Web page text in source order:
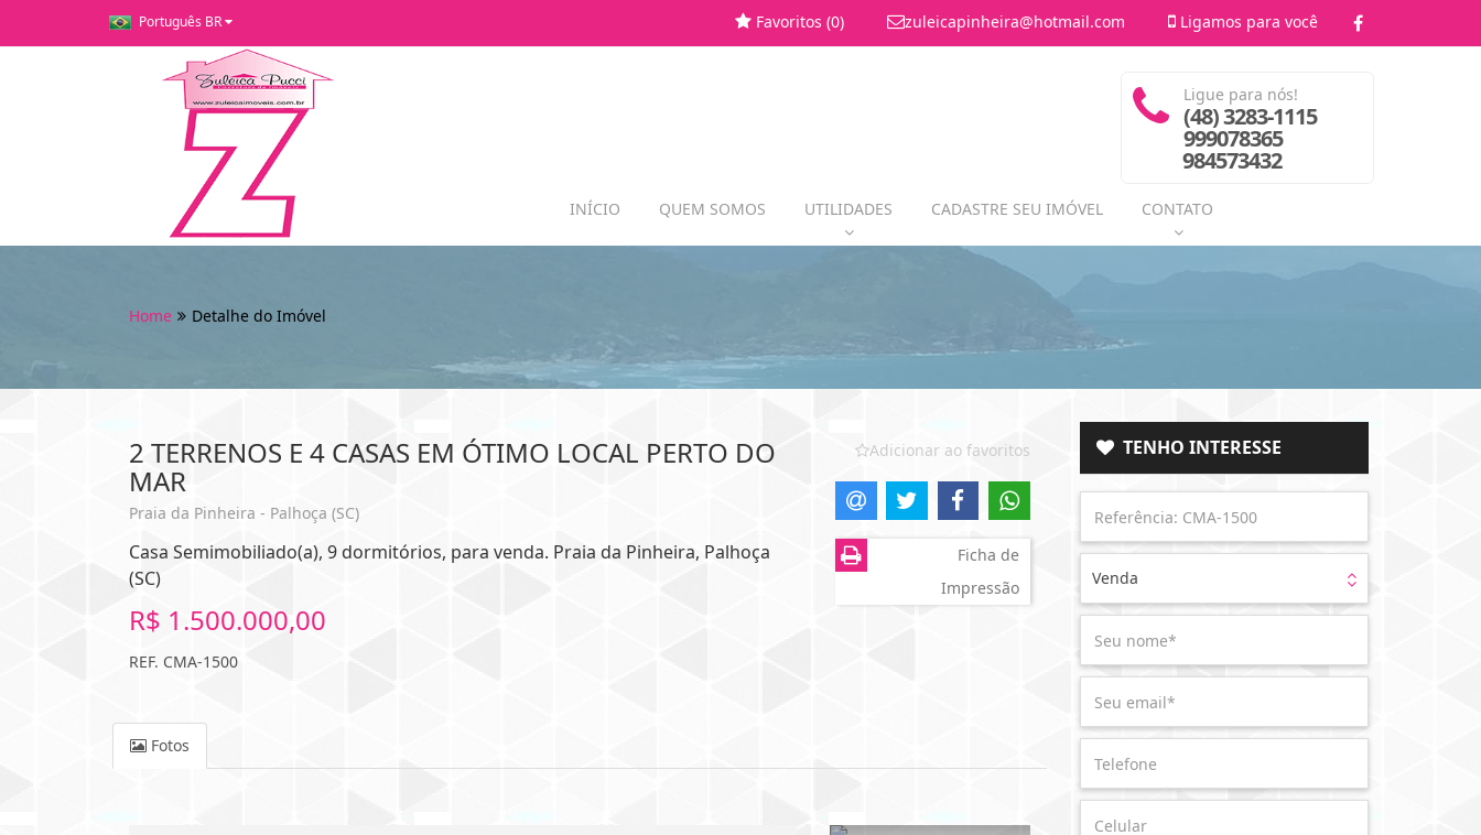
Português BR Ligamos para você
zuleicapinheira@hotmail.com
Favoritos (0)
INÍCIO QUEM SOMOS UTILIDADES CADASTRE SEU IMÓVEL CONTATO
Ligue para nós!
(48) 3283-1115
999078365
984573432
Home Detalhe do Imóvel
2 TERRENOS E 4 CASAS EM ÓTIMO LOCAL PERTO DO
MAR
Praia da Pinheira - Palhoça (SC)
Casa Semimobiliado(a), 9 dormitórios, para venda. Praia da Pinheira, Palhoça
(SC)
R$ 1.500.000,00
REF. CMA-1500
Adicionar ao favoritos
Ficha de
Impressão
Fotos
TENHO INTERESSE
Venda